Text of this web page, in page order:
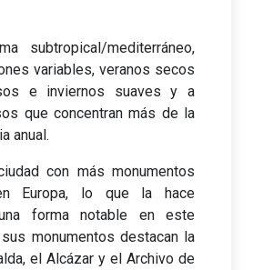
subtropical/mediterráneo,
variables, veranos secos
e inviernos suaves y a
que concentran más de la
anual.
con más monumentos
Europa, lo que la hace
forma notable en este
monumentos destacan la
el Alcázar y el Archivo de